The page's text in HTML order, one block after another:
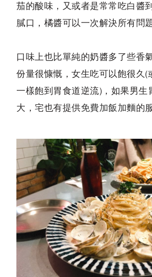
茄的酸味，又或者是常常吃白醬
膩口，橘醬可以一次解決所有問
口味上也比單純的奶醬多了些香
份量很慷慨，女生吃可以飽很久(
一樣飽到胃食道逆流)，如果男生
大，宅也有提供免費加飯加麵的